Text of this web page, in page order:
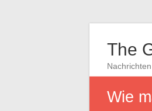
The
Nachrichten
Wie